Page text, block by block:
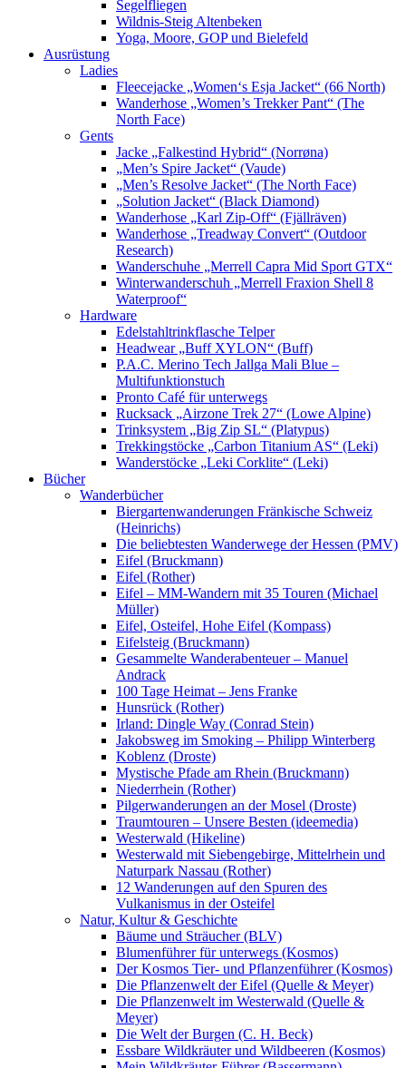
Segelfliegen
Wildnis-Steig Altenbeken
Yoga, Moore, GOP und Bielefeld
Ausrüstung
Ladies
Fleecejacke „Women‘s Esja Jacket“ (66 North)
Wanderhose „Women’s Trekker Pant“ (The
North Face)
Gents
Jacke „Falkestind Hybrid“ (Norrøna)
„Men’s Spire Jacket“ (Vaude)
„Men’s Resolve Jacket“ (The North Face)
„Solution Jacket“ (Black Diamond)
Wanderhose „Karl Zip-Off“ (Fjällräven)
Wanderhose „Treadway Convert“ (Outdoor
Research)
Wanderschuhe „Merrell Capra Mid Sport GTX“
Winterwanderschuh „Merrell Fraxion Shell 8
Waterproof“
Hardware
Edelstahltrinkflasche Telper
Headwear „Buff XYLON“ (Buff)
P.A.C. Merino Tech Jallga Mali Blue –
Multifunktionstuch
Pronto Café für unterwegs
Rucksack „Airzone Trek 27“ (Lowe Alpine)
Trinksystem „Big Zip SL“ (Platypus)
Trekkingstöcke „Carbon Titanium AS“ (Leki)
Wanderstöcke „Leki Corklite“ (Leki)
Bücher
Wanderbücher
Biergartenwanderungen Fränkische Schweiz
(Heinrichs)
Die beliebtesten Wanderwege der Hessen (PMV)
Eifel (Bruckmann)
Eifel (Rother)
Eifel – MM-Wandern mit 35 Touren (Michael
Müller)
Eifel, Osteifel, Hohe Eifel (Kompass)
Eifelsteig (Bruckmann)
Gesammelte Wanderabenteuer – Manuel
Andrack
100 Tage Heimat – Jens Franke
Hunsrück (Rother)
Irland: Dingle Way (Conrad Stein)
Jakobsweg im Smoking – Philipp Winterberg
Koblenz (Droste)
Mystische Pfade am Rhein (Bruckmann)
Niederrhein (Rother)
Pilgerwanderungen an der Mosel (Droste)
Traumtouren – Unsere Besten (ideemedia)
Westerwald (Hikeline)
Westerwald mit Siebengebirge, Mittelrhein und
Naturpark Nassau (Rother)
12 Wanderungen auf den Spuren des
Vulkanismus in der Osteifel
Natur, Kultur & Geschichte
Bäume und Sträucher (BLV)
Blumenführer für unterwegs (Kosmos)
Der Kosmos Tier- und Pflanzenführer (Kosmos)
Die Pflanzenwelt der Eifel (Quelle & Meyer)
Die Pflanzenwelt im Westerwald (Quelle &
Meyer)
Die Welt der Burgen (C. H. Beck)
Essbare Wildkräuter und Wildbeeren (Kosmos)